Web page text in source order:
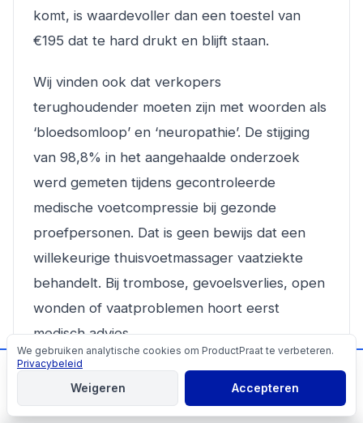
komt, is waardevoller dan een toestel van
€195 dat te hard drukt en blijft staan.
Wij vinden ook dat verkopers
terughoudender moeten zijn met woorden als
‘bloedsomloop’ en ‘neuropathie’. De stijging
van 98,8% in het aangehaalde onderzoek
werd gemeten tijdens gecontroleerde
medische voetcompressie bij gezonde
proefpersonen. Dat is geen bewijs dat een
willekeurige thuisvoetmassager vaatziekte
behandelt. Bij trombose, gevoelsverlies, open
wonden of vaatproblemen hoort eerst
medisch advies.
Vergelijk ten slotte dezelfde EAN bij
meerdere winkels. Het grootste prijsverschil
Cookies
We gebruiken analytische cookies om ProductPraat te verbeteren.
Privacybeleid
Weigeren Accepteren
📬Mis geen producttips!
Aanmelden